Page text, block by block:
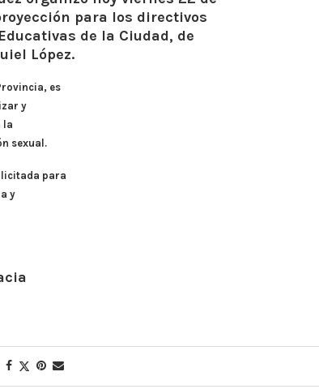
para los directivos
de la Ciudad, de
López.
es
y
la
sexual.
para
y